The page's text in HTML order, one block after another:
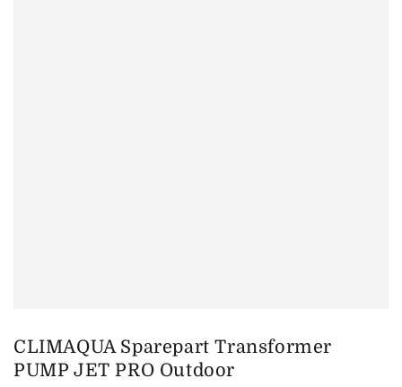
CLIMAQUA Sparepart Transformer
PUMP JET PRO Outdoor